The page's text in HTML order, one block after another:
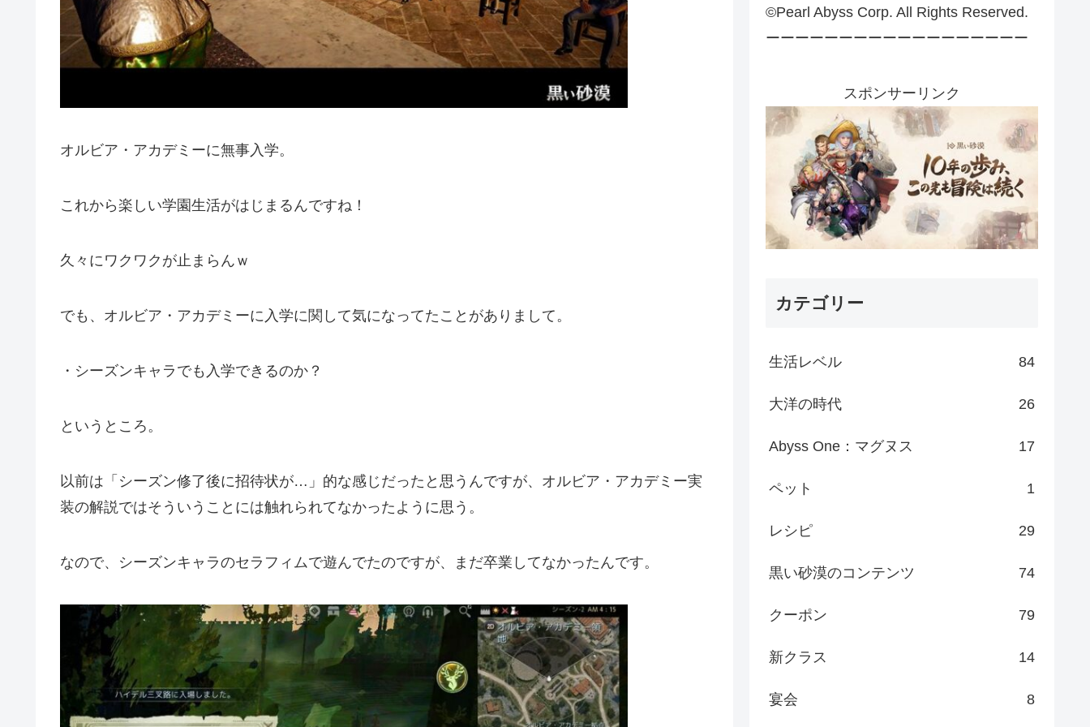
オルビア・アカデミーに無事入学。
これから楽しい学園生活がはじまるんですね！
久々にワクワクが止まらんｗ
でも、オルビア・アカデミーに入学に関して気になってたことがありまして。
・シーズンキャラでも入学できるのか？
というところ。
以前は「シーズン修了後に招待状が…」的な感じだったと思うんですが、オルビア・アカデミー実
装の解説ではそういうことには触れられてなかったように思う。
なので、シーズンキャラのセラフィムで遊んでたのですが、まだ卒業してなかったんです。
©Pearl Abyss Corp. All Rights Reserved.
ーーーーーーーーーーーーーーーーーー
スポンサーリンク
カテゴリー
生活レベル 84
大洋の時代 26
Abyss One：マグヌス 17
ペット 1
レシピ 29
黒い砂漠のコンテンツ 74
クーポン 79
新クラス 14
宴会 8